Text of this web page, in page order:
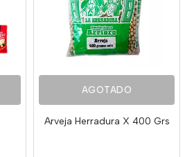
AGOTADO
Arveja Herradura X 400 Grs